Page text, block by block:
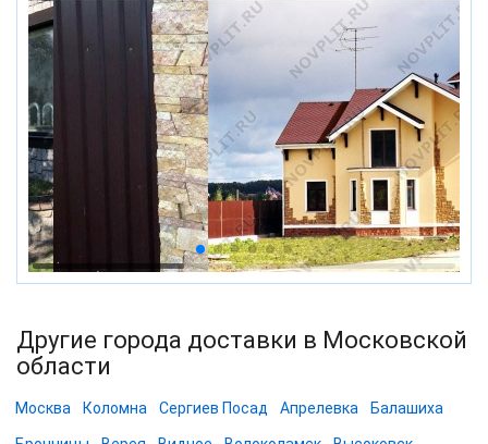
Другие города доставки в Московской
области
Москва Коломна Сергиев Посад Апрелевка Балашиха